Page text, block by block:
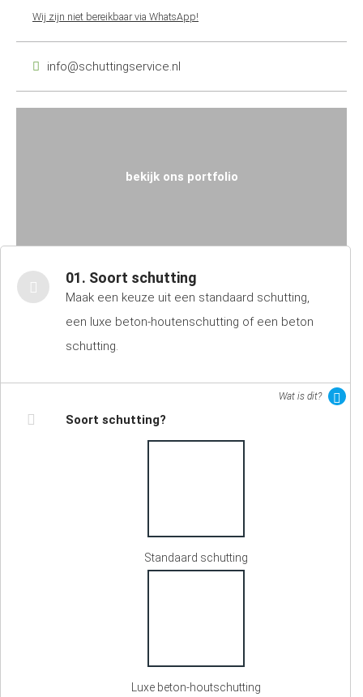
Wij zijn niet bereikbaar via WhatsApp!
info@schuttingservice.nl
bekijk ons portfolio
01. Soort schutting
Maak een keuze uit een standaard schutting,
een luxe beton-houtenschutting of een beton
schutting.
Wat is dit?
Soort schutting?
Standaard schutting
Luxe beton-houtschutting